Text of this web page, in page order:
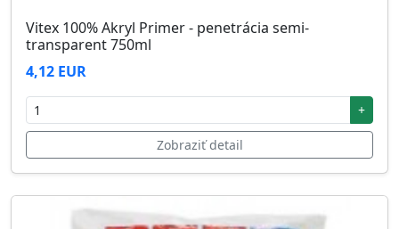
Vitex 100% Akryl Primer - penetrácia semi-
transparent 750ml
4,12 EUR
+
Zobraziť detail